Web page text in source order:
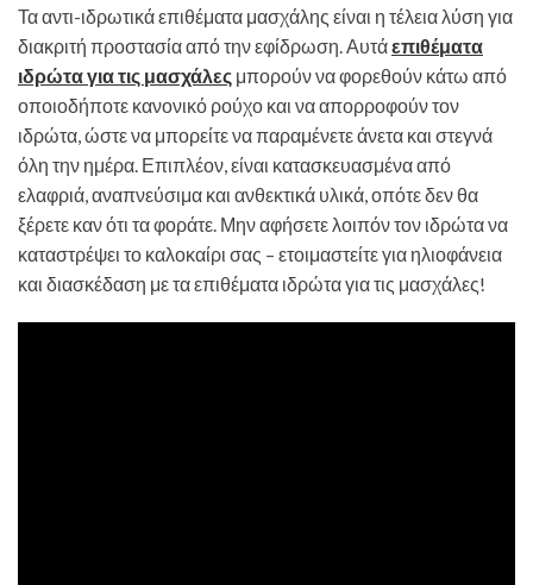
Τα αντι-ιδρωτικά επιθέματα μασχάλης είναι η τέλεια λύση για
διακριτή προστασία από την εφίδρωση. Αυτάεπιθέματα
ιδρώτα για τις μασχάλες μπορούν να φορεθούν κάτω από
οποιοδήποτε κανονικό ρούχο και να απορροφούν τον
ιδρώτα, ώστε να μπορείτε να παραμένετε άνετα και στεγνά
όλη την ημέρα. Επιπλέον, είναι κατασκευασμένα από
ελαφριά, αναπνεύσιμα και ανθεκτικά υλικά, οπότε δεν θα
ξέρετε καν ότι τα φοράτε. Μην αφήσετε λοιπόν τον ιδρώτα να
καταστρέψει το καλοκαίρι σας – ετοιμαστείτε για ηλιοφάνεια
και διασκέδαση με τα επιθέματα ιδρώτα για τις μασχάλες!